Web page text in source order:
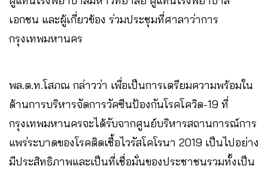
เอกชน และผู้เกี่ยวข้อง ร่วมประชุมที่ศาลาว่าการ
กรุงเทพมหานคร
พล.ต.ท.โสภณ​ กล่าวว่า เพื่อเป็นการเตรียมความพร้อมใน
ด้านการบริหารจัดการวัคซีนป้องกันโรคโควิด-19 ที่
กรุงเทพมหานครจะได้รับจากศูนย์บริหารสถานการณ์การ
แพร่ระบาดของโรคติดเชื้อไวรัสโคโรนา 2019 เป็นไปอย่าง
มีประสิทธิภาพและเป็นที่เชื่อมั่นของประชาชนรวมทั้งเป็น